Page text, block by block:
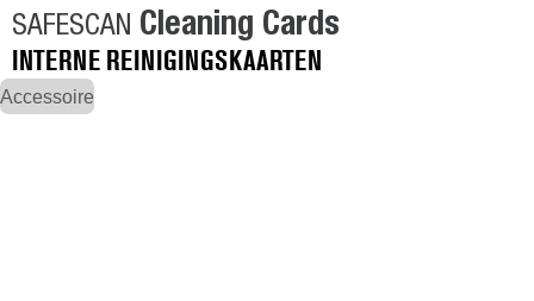
SAFESCAN Cleaning Cards
INTERNE REINIGINGSKAARTEN
Accessoire